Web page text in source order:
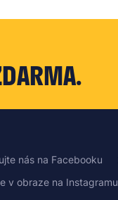
nás na Facebooku
v obraze na Instagramu